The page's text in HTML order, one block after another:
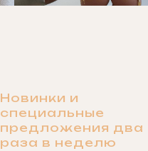
Новинки и
специальные
предложения два
раза в неделю